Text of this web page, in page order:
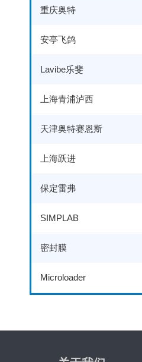
重庆奥特
安亭飞鸽
Lavibe乐斐
上海青浦泸西
天津奥特赛恩斯
上海跃进
保定雷弗
SIMPLAB
密封膜
Microloader